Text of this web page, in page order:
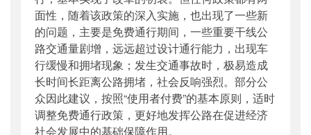
面性，随着该政策的深入实施，也出现了一些新
的问题，主要是免费通行期间，一些重要干线公
路交通量剧增，远远超过设计通行能力，出现车
行缓慢和拥堵现象；发生交通事故时，极易造成
长时间长距离公路拥堵，社会反响强烈。部分公
众因此建议，按照“使用者付费”的基本原则，适时
调整免费通行政策，更好地发挥公路在促进经济
社会发展中的基础保障作用。